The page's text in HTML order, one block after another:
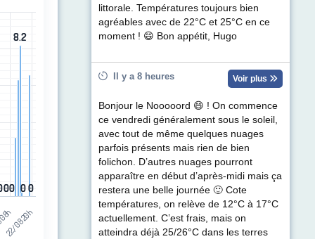
de précipitations (mm). Data ranges from 0 to 8.2.
0
00
0
8.2
8.2
0
00
0
22/08 20h
littorale. Températures toujours bien
agréables avec de 22°C et 25°C en ce
moment ! 😄 Bon appétit, Hugo
Il y a 8 heures Voir plus
Bonjour le Nooooord 😄 ! On commence
ce vendredi généralement sous le soleil,
avec tout de même quelques nuages
parfois présents mais rien de bien
folichon. D’autres nuages pourront
apparaître en début d’après-midi mais ça
restera une belle journée 🙂 Cote
températures, on relève de 12°C à 17°C
actuellement. C’est frais, mais on
atteindra déjà 25/26°C dans les terres